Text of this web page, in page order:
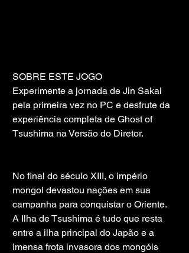
SOBRE ESTE JOGO
Experimente a jornada de Jin Sakai
pela primeira vez no PC e desfrute da
experiência completa de Ghost of
Tsushima na Versão do Diretor.
No final do século XIII, o império
mongol devastou nações em sua
campanha para conquistar o Oriente.
A Ilha de Tsushima é tudo que resta
entre a ilha principal do Japão e a
imensa frota invasora dos mongóis